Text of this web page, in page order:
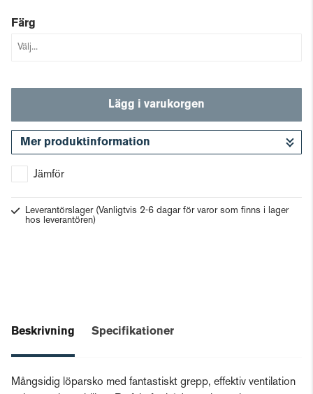
Färg
Lägg i varukorgen
Mer produktinformation
Jämför
Leverantörslager (Vanligtvis 2-6 dagar för varor som finns i lager
hos leverantören)
Beskrivning Specifikationer
Mångsidig löparsko med fantastiskt grepp, effektiv ventilation